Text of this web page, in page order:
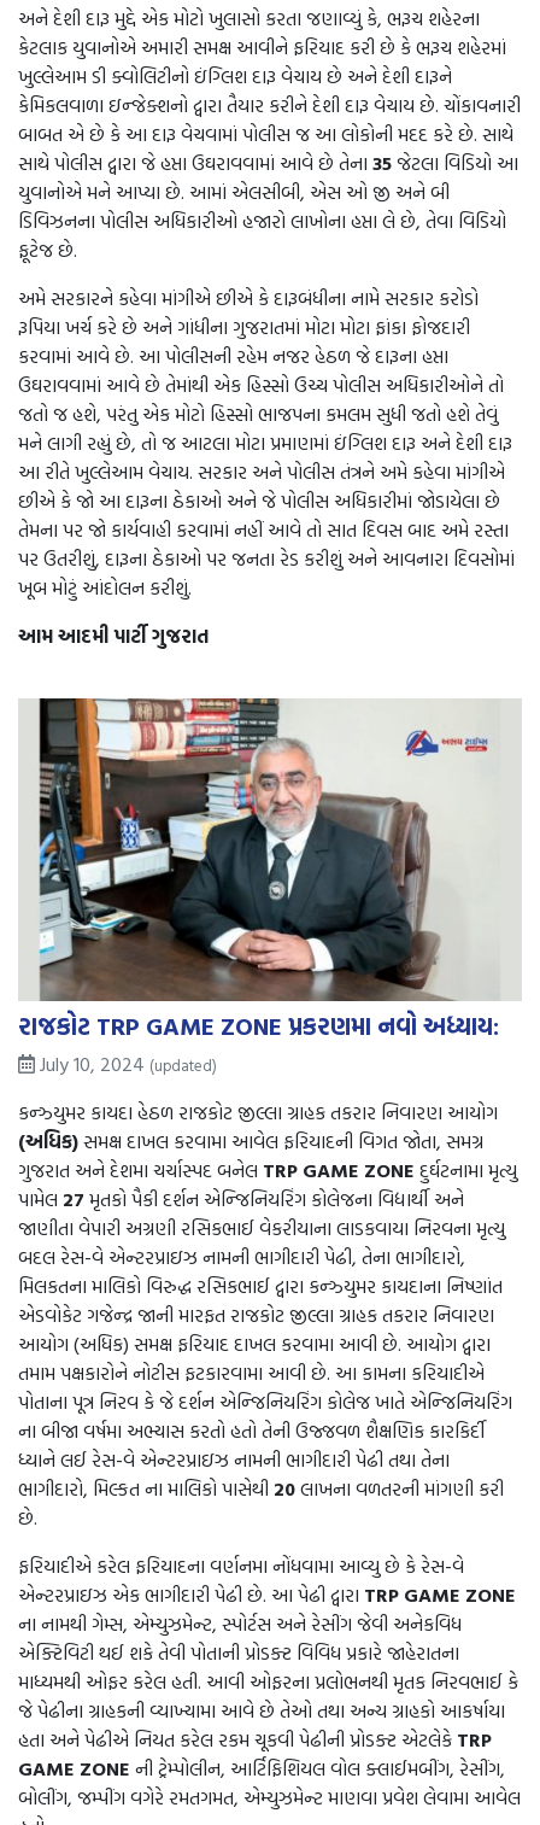
અને દેશી દારૂ મુદ્દે એક મોટો ખુલાસો કરતા જણાવ્યું કે, ભરૂચ શહેરના
કેટલાક યુવાનોએ અમારી સમક્ષ આવીને ફરિયાદ કરી છે કે ભરૂચ શહેરમાં
ખુલ્લેઆમ ડી ક્વોલિટીનો ઇંગ્લિશ દારૂ વેચાય છે અને દેશી દારૂને
કેમિકલવાળા ઇન્જેક્શનો દ્વારા તૈયાર કરીને દેશી દારૂ વેચાય છે. ચોંકાવનારી
બાબત એ છે કે આ દારૂ વેચવામાં પોલીસ જ આ લોકોની મદદ કરે છે. સાથે
સાથે પોલીસ દ્વારા જે હપ્તા ઉઘરાવવામાં આવે છે તેના 35જેટલા વિડિયો આ
યુવાનોએ મને આપ્યા છે. આમાં એલસીબી, એસ ઓ જી અને બી
ડિવિઝનના પોલીસ અધિકારીઓ હજારો લાખોના હપ્તા લે છે, તેવા વિડિયો
ફૂટેજ છે.
અમે સરકારને કહેવા માંગીએ છીએ કે દારૂબંધીના નામે સરકાર કરોડો
રૂપિયા ખર્ચ કરે છે અને ગાંધીના ગુજરાતમાં મોટા મોટા ફાંકા ફોજદારી
કરવામાં આવે છે. આ પોલીસની રહેમ નજર હેઠળ જે દારૂના હપ્તા
ઉઘરાવવામાં આવે છે તેમાંથી એક હિસ્સો ઉચ્ચ પોલીસ અધિકારીઓને તો
જતો જ હશે, પરંતુ એક મોટો હિસ્સો ભાજપના કમલમ સુધી જતો હશે તેવું
મને લાગી રહ્યું છે, તો જ આટલા મોટા પ્રમાણમાં ઇંગ્લિશ દારૂ અને દેશી દારૂ
આ રીતે ખુલ્લેઆમ વેચાય. સરકાર અને પોલીસ તંત્રને અમે કહેવા માંગીએ
છીએ કે જો આ દારૂના ઠેકાઓ અને જે પોલીસ અધિકારીમાં જોડાયેલા છે
તેમના પર જો કાર્યવાહી કરવામાં નહીં આવે તો સાત દિવસ બાદ અમે રસ્તા
પર ઉતરીશું, દારૂના ઠેકાઓ પર જનતા રેડ કરીશું અને આવનારા દિવસોમાં
ખૂબ મોટું આંદોલન કરીશું.
આમ આદમી પાર્ટી ગુજરાત
રાજકોટ TRP GAME ZONE પ્રકરણમા નવો અધ્યાય:
July 10, 2024 (updated)
કન્ઝ્યુમર કાયદા હેઠળ રાજકોટ જીલ્લા ગ્રાહક તકરાર નિવારણ આયોગ
(અધિક)સમક્ષ દાખલ કરવામા આવેલ ફરિયાદની વિગત જોતા, સમગ્ર
ગુજરાત અને દેશમા ચર્ચાસ્પદ બનેલ TRP GAME ZONE દુર્ઘટનામા મૃત્યુ
પામેલ 27 મૃતકો પૈકી દર્શન એન્જિનિયરિંગ કોલેજના વિદ્યાર્થી અને
જાણીતા વેપારી અગ્રણી રસિકભાઈ વેકરીયાના લાડકવાયા નિરવના મૃત્યુ
બદલ રેસ-વે એન્ટરપ્રાઇઝ નામની ભાગીદારી પેઢી, તેના ભાગીદારો,
મિલકતના માલિકો વિરુદ્ધ રસિકભાઈ દ્વારા કન્ઝ્યુમર કાયદાના નિષ્ણાંત
એડવોકેટ ગજેન્દ્ર જાની મારફત રાજકોટ જીલ્લા ગ્રાહક તકરાર નિવારણ
આયોગ (અધિક) સમક્ષ ફરિયાદ દાખલ કરવામા આવી છે. આયોગ દ્વારા
તમામ પક્ષકારોને નોટીસ ફટકારવામા આવી છે. આ કામના કરિયાદીએ
પોતાના પૂત્ર નિરવ કે જે દર્શન એન્જિનિયરિંગ કોલેજ ખાતે એન્જિનિયરિંગ
ના બીજા વર્ષમા અભ્યાસ કરતો હતો તેની ઉજ્જવળ શૈક્ષણિક કારકિર્દી
ધ્યાને લઈ રેસ-વે એન્ટરપ્રાઇઝ નામની ભાગીદારી પેઢી તથા તેના
ભાગીદારો, મિલ્કત ના માલિકો પાસેથી 20લાખના વળતરની માંગણી કરી
છે.
ફરિયાદીએ કરેલ ફરિયાદના વર્ણનમા નોંધવામા આવ્યુ છે કે રેસ-વે
એન્ટરપ્રાઇઝ એક ભાગીદારી પેઢી છે. આ પેઢી દ્વારા TRP GAME ZONE
ના નામથી ગેમ્સ, એમ્યુઝમેન્ટ, સ્પોર્ટસ અને રેસીંગ જેવી અનેકવિધ
એક્ટિવિટી થઈ શકે તેવી પોતાની પ્રોડક્ટ વિવિધ પ્રકારે જાહેરાતના
માધ્યમથી ઓફર કરેલ હતી. આવી ઓફરના પ્રલોભનથી મૃતક નિરવભાઈ કે
જે પેઢીના ગ્રાહકની વ્યાખ્યામા આવે છે તેઓ તથા અન્ય ગ્રાહકો આકર્ષાયા
હતા અને પેઢીએ નિયત કરેલ રકમ ચૂકવી પેઢીની પ્રોડક્ટ એટલેકે TRP
GAME ZONE ની ટ્રેમ્પોલીન, આર્ટિફિશિયલ વોલ ક્લાઈમબીંગ, રેસીંગ,
બોલીંગ, જમ્પીંગ વગેરે રમતગમત, એમ્યુઝમેન્ટ માણવા પ્રવેશ લેવામા આવેલ